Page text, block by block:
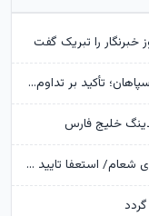
خبرنگار را تبریک گفت
بازدید رئیس هیئت مدیره «اهداف» از نفت سپاهان؛ تأکید بر تداوم حمایت از شرکت های تابعه
واکنش پزشکیان به استعفای ذوالقدر از دبیری شعام/ استعفا تایید شد؟